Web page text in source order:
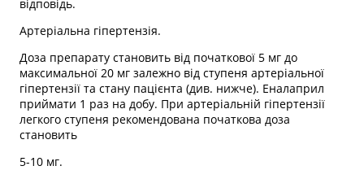
відповідь.
Артеріальна гіпертензія.
Доза препарату становить від початкової 5 мг до
максимальної 20 мг залежно від ступеня артеріальної
гіпертензії та стану пацієнта (див. нижче). Еналаприл
приймати 1 раз на добу. При артеріальній гіпертензії
легкого ступеня рекомендована початкова доза
становить
5-10 мг.